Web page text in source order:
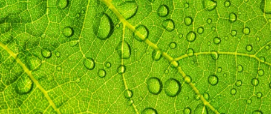
Warning: fclose() expects parameter 1 to be resource, bool
given in/home/epanfu.pl/public_html/index.phpon line
3058
Warning: fopen(iel/000galeria.we/licznik.txt): failed to open
stream: No such file or directory in
/home/epanfu.pl/public_html/index.phpon line3058
Warning: flock() expects parameter 1 to be resource, bool